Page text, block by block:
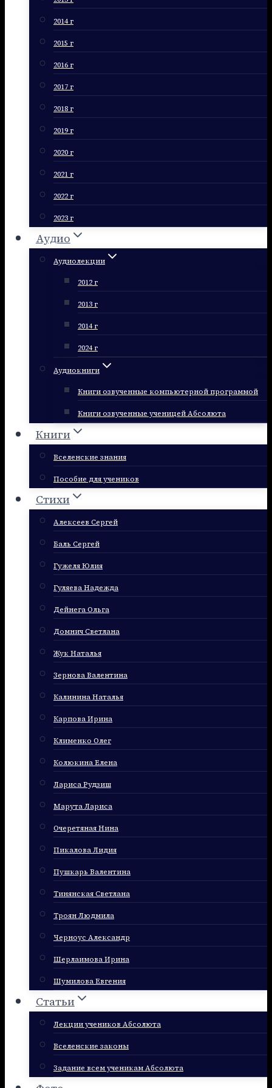
2014 г
2015 г
2016 г
2017 г
2018 г
2019 г
2020 г
2021 г
2022 г
2023 г
Аудио
Аудиолекции
2012 г
2013 г
2014 г
2024 г
Аудиокниги
Книги озвученные компьютерной программой
Книги озвученные ученицей Абсолюта
Книги
Вселенские знания
Пособие для учеников
Стихи
Алексеев Сергей
Баль Сергей
Гужеля Юлия
Гуляева Надежда
Дейнега Ольга
Домнич Светлана
Жук Наталья
Зернова Валентина
Калинина Наталья
Карпова Ирина
Клименко Олег
Колюкина Елена
Лариса Рудзиш
Марута Лариса
Очеретяная Нина
Пикалова Лидия
Пушкарь Валентина
Тинянская Светлана
Троян Людмила
Черноус Александр
Шерлаимова Ирина
Шумилова Евгения
Статьи
Лекции учеников Абсолюта
Вселенские законы
Задание всем ученикам Абсолюта